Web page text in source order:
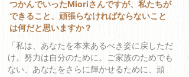
つかんでいったMioriさんですが、私たちが
できること、頑張らなければならないこと
は何だと思いますか？
「私は、あなたを本来あるべき姿に戻しただ
け。努力は自分のために。ご家族のためでも
ない、あなたをさらに輝かせるために、頑